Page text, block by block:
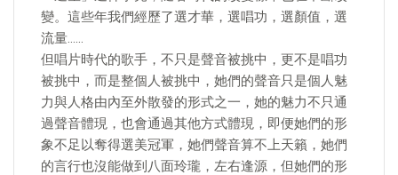
變。這些年我們經歷了選才華，選唱功，選顏值，選
流量……
但唱片時代的歌手，不只是聲音被挑中，更不是唱功
被挑中，而是整個人被挑中，她們的聲音只是個人魅
力與人格由內至外散發的形式之一，她的魅力不只通
過聲音體現，也會通過其他方式體現，即便她們的形
象不足以奪得選美冠軍，她們聲音算不上天籟，她們
的言行也沒能做到八面玲瓏，左右逢源，但她們的形